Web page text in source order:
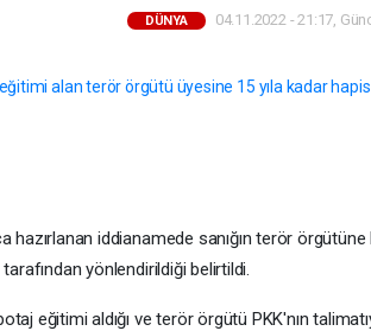
DÜNYA 04.11.2022 - 21:17,
hazırlanan iddianamede sanığın terör örgütüne
yönlendirildiği belirtildi.
eğitimi aldığı ve terör örgütü PKK'nın